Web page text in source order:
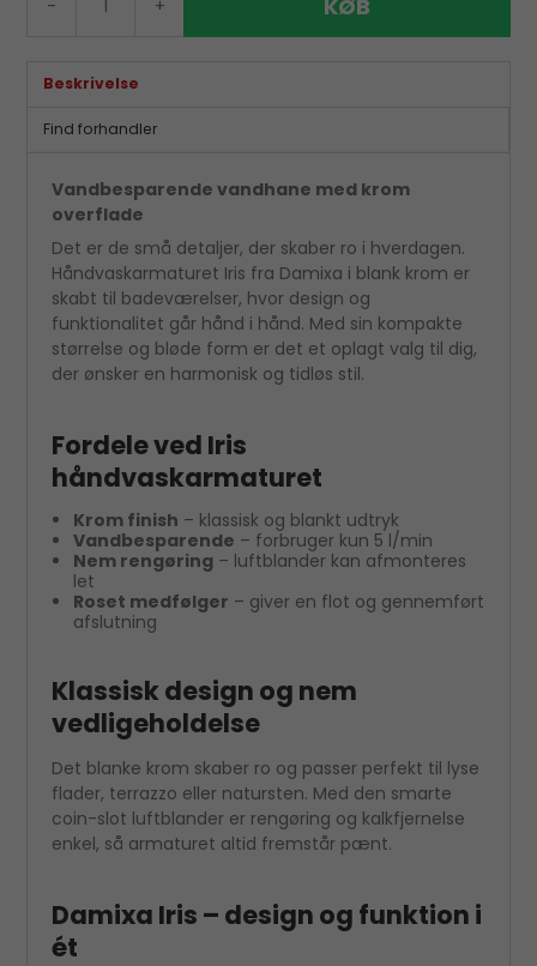
- + KØB
Beskrivelse
Find forhandler
Vandbesparende vandhane med krom
overflade
Det er de små detaljer, der skaber ro i hverdagen.
Håndvaskarmaturet Iris fra Damixa i blank krom er
skabt til badeværelser, hvor design og
funktionalitet går hånd i hånd. Med sin kompakte
størrelse og bløde form er det et oplagt valg til dig,
der ønsker en harmonisk og tidløs stil.
Fordele ved Iris
håndvaskarmaturet
Krom finish – klassisk og blankt udtryk
Vandbesparende – forbruger kun 5 l/min
Nem rengøring– luftblander kan afmonteres
let
Roset medfølger – giver en flot og gennemført
afslutning
Klassisk design og nem
vedligeholdelse
Det blanke krom skaber ro og passer perfekt til lyse
flader, terrazzo eller natursten. Med den smarte
coin-slot luftblander er rengøring og kalkfjernelse
enkel, så armaturet altid fremstår pænt.
Damixa Iris – design og funktion i
ét